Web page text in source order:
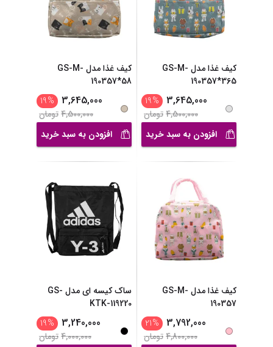
کیف غذا مدل GS-M-
190357*365
3,645,000
%
19
4,500,000تومان
افزودن به سبد خرید
کیف غذا مدل GS-M-
190357*58
3,645,000
%
19
4,500,000تومان
افزودن به سبد خرید
کیف غذا مدل GS-M-
190357
3,792,000
%
21
4,800,000تومان
ساک کیسه ای مدل GS-
KTK-119220
3,240,000
%
19
4,000,000تومان